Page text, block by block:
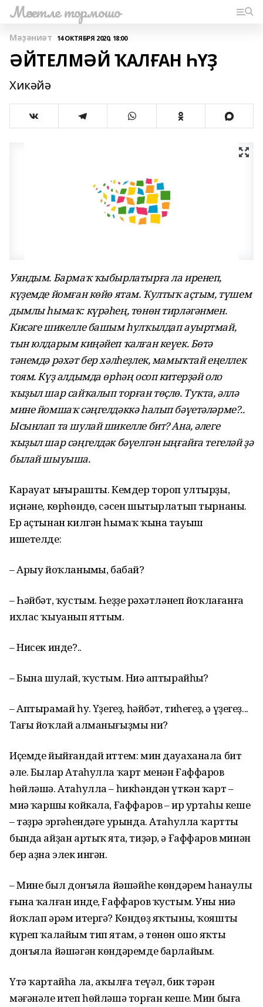
Мәсетле тормошо
Мәҙәниәт 14 ОКТЯБРЯ 2020, 18:00
ӘЙТЕЛМӘЙ ҠАЛҒАН ҺҮҘ
Хикәйә
Уяндым. Бармаҡ ҡыбырлатырға ла иренеп,
күҙемде йомған көйө ятам. Ҡултыҡ аҫтым, түшем
дымлы һымаҡ: күрәһең, төнөн тирләгәнмен.
Кисәге шикелле башым һулҡылдап ауыртмай,
тын юлдарым киңәйеп ҡалған кеүек. Бөтә
тәнемдә рәхәт бер хәлһеҙлек, мамыҡтай еңеллек
тоям. Күҙ алдымда өрһәң осоп китерҙәй оло
ҡыҙыл шар сайҡалып торған төҫлө. Туҡта, әллә
мине йомшаҡ сәңгелдәккә һалып бәүе­тәләрме?..
Ысынлап та шулай шикелле бит? Ана, әлеге
ҡыҙыл шар сәңгелдәк бәүел­гән ыңғайға тегеләй ҙә
былай шыуыша.
Карауат ыңғырашты. Кемдер тороп ултырҙы,
иҫнәне, көрһөндө, сәсен шытырлатып тырнаны.
Ер аҫтынан килгән һымаҡ ҡына тауыш
ишетелде:
– Арыу йоҡланыңмы, бабай?
– Һәйбәт, ҡустым. Һеҙҙең рәхәтлә­неп йоҡлағанға
ихлас ҡыуанып яттым.
– Нисек инде?..
– Бына шулай, ҡустым. Ниңә апты­райһың?
– Аптырамай һуң. Үҙегеҙ, һәйбәт, тиһегеҙ, ә үҙегеҙ...
Тағы йоҡлай алма­нығыҙмы ни?
Иҫемде йыйғандай иттем: мин дауаханала бит
әле. Былар Атаһулла ҡарт менән Ғаффаров
һөйләшә. Атаһулла – һикһәндән үткән ҡарт –
миңә ҡаршы койкала, Ғаффаров – ир уртаһы кеше
– тәҙрә эргәһендәге урында. Атаһулла ҡартты
бында айҙан артыҡ ята, тиҙәр, ә Ғаффаров минән
бер аҙна элек ингән.
– Минең был донъяла йәшәйһе көн­дәрем һанаулы
ғына ҡалған инде, Ғаф­фаров ҡустым. Уны ниңә
йоҡлап әрәм итергә? Көндөҙ яҡтыны, ҡояшты
күреп ҡалайым тип ятам, ә төнөн ошо яҡты
донъяла йәшәгән көндәремде барлайым.
Үтә ҡартайһа ла, аҡылға теүәл, бик тәрән
мәғәнәле итеп һөйләшә торған кеше. Мин быға